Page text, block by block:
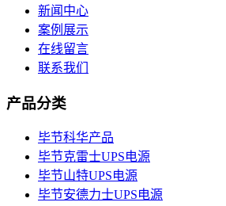
新闻中心
案例展示
在线留言
联系我们
产品分类
毕节科华产品
毕节克雷士UPS电源
毕节山特UPS电源
毕节安德力士UPS电源